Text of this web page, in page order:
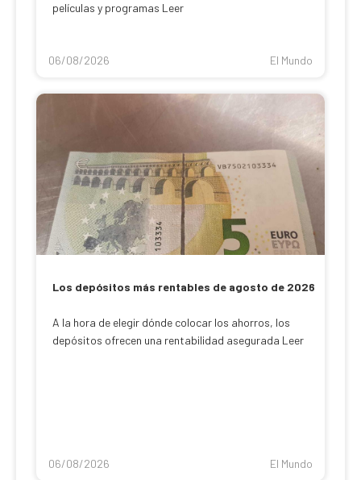
películas y programas Leer
06/08/2026 El Mundo
Los depósitos más rentables de agosto de 2026
A la hora de elegir dónde colocar los ahorros, los
depósitos ofrecen una rentabilidad asegurada Leer
06/08/2026 El Mundo